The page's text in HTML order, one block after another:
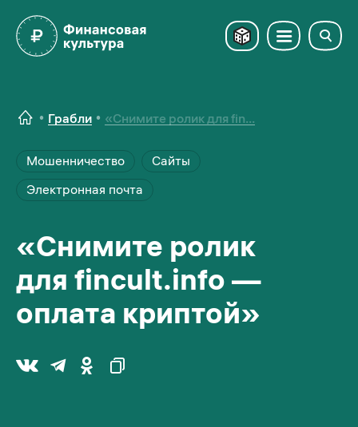
Грабли «Снимите ролик для fin...
Мошенничество
Сайты
Электронная почта
«Снимите ролик
для fincult.info —
оплата криптой»